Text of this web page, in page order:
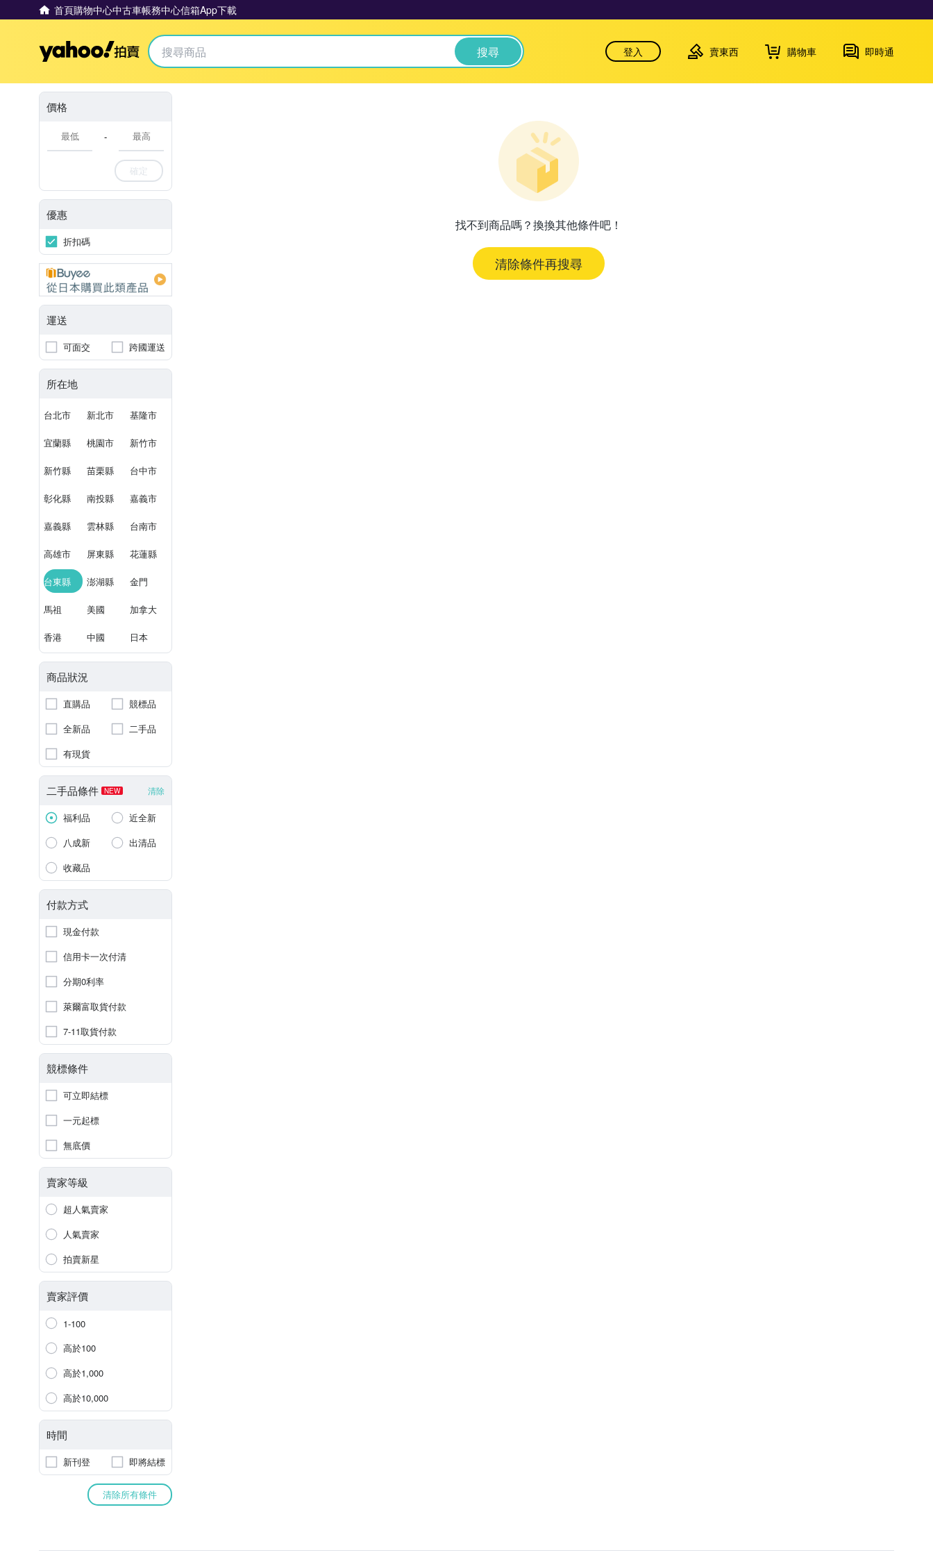
首頁購物中心中古車帳務中心信箱App下載
Yahoo拍賣 搜尋 登入 賣東西 購物車 即時通
價格
-
確定
優惠
折扣碼
運送
可面交 跨國運送
所在地
台北市 新北市 基隆市
宜蘭縣 桃園市 新竹市
新竹縣 苗栗縣 台中市
彰化縣 南投縣 嘉義市
嘉義縣 雲林縣 台南市
高雄市 屏東縣 花蓮縣
台東縣 澎湖縣 金門
馬祖 美國 加拿大
香港 中國 日本
商品狀況
直購品
競標品
全新品
二手品
有現貨
二手品條件 NEW 清除
福利品
近全新
八成新
出清品
收藏品
付款方式
現金付款
信用卡一次付清
分期0利率
萊爾富取貨付款
7-11取貨付款
競標條件
可立即結標
一元起標
無底價
賣家等級
超人氣賣家
人氣賣家
拍賣新星
賣家評價
1-100
高於100
高於1,000
高於10,000
時間
新刊登 即將結標
清除所有條件
找不到商品嗎？換換其他條件吧！
清除條件再搜尋